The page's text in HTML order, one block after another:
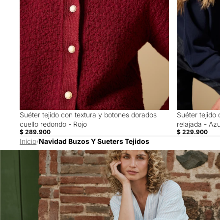
Suéter tejido con textura y botones dorados
cuello redondo - Rojo
$ 289.900
Suéter tejido
relajada -
$ 229.900
Inicio/Navidad Buzos Y Sueters Tejidos